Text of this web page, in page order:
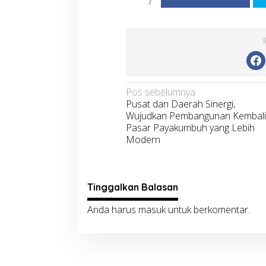
Navigasi
pos
Pos sebelumnya
Pusat dan Daerah Sinergi,
Wujudkan Pembangunan Kembali
Pasar Payakumbuh yang Lebih
Modern
Tinggalkan Balasan
Anda harus masukuntuk berkomentar.